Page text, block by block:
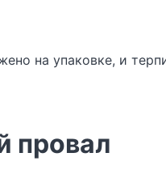
на упаковке, и
провал